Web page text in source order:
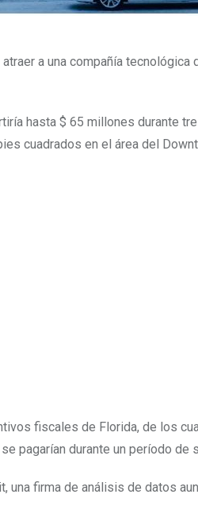
a una compañía tecnológica
hasta $ 65 millones durante
cuadrados en el área del
fiscales de Florida, de los
pagarían durante un período de
una firma de análisis de datos